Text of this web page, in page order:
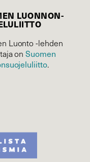
LUONNON­
Luonto -lehden
onSuomen
.